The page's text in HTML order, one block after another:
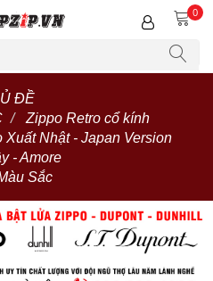
0
ĐỀ
Zippo Retro cổ kính
Xuất Nhật - Japan Version
- Amore
Sắc